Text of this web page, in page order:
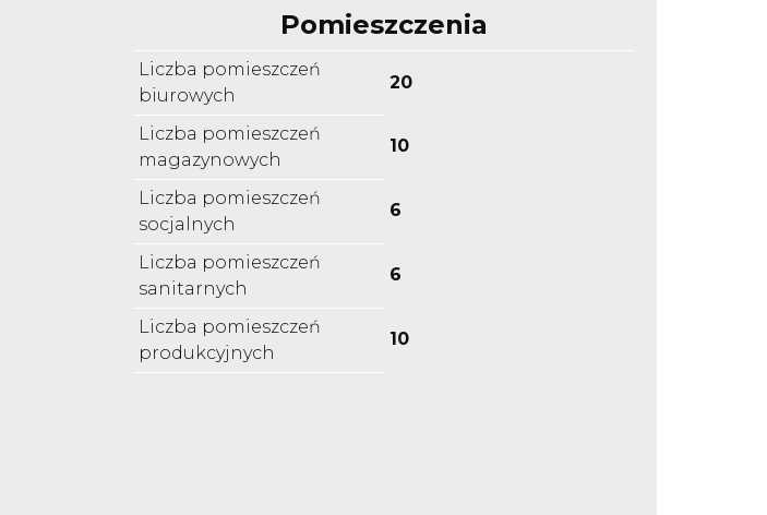
Pomieszczenia
Liczba pomieszczeń
biurowych
20
Liczba pomieszczeń
magazynowych
10
Liczba pomieszczeń
socjalnych
6
Liczba pomieszczeń
sanitarnych
6
Liczba pomieszczeń
produkcyjnych
10